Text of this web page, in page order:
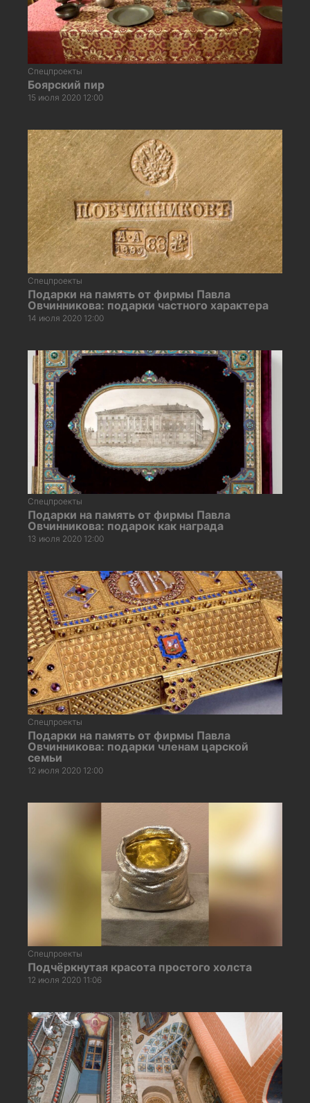
Спецпроекты
Боярский пир
15 июля 2020 12:00
Спецпроекты
Подарки на память от фирмы Павла
Овчинникова: подарки частного характера
14 июля 2020 12:00
Спецпроекты
Подарки на память от фирмы Павла
Овчинникова: подарок как награда
13 июля 2020 12:00
Спецпроекты
Подарки на память от фирмы Павла
Овчинникова: подарки членам царской
семьи
12 июля 2020 12:00
Спецпроекты
Подчёркнутая красота простого холста
12 июля 2020 11:06